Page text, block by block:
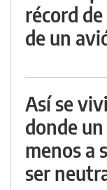
récord
de un
Así se
donde
menos a
ser